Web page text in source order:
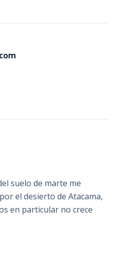
suelo de marte me
el desierto de Atacama,
en particular no crece